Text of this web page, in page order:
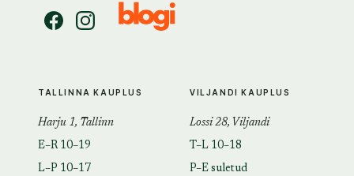
TALLINNA KAUPLUS
Harju 1, Tallinn
E–R 10–19
L–P 10–17
VILJANDI KAUPLUS
Lossi 28, Viljandi
T–L 10–18
P–E suletud